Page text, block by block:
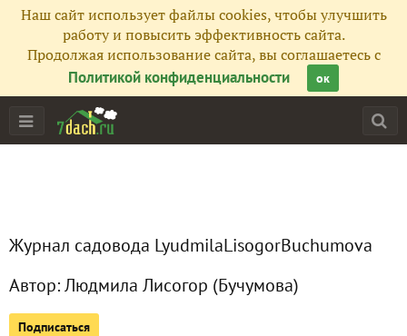
Наш сайт использует файлы cookies, чтобы улучшить
работу и повысить эффективность сайта.
Продолжая использование сайта, вы соглашаетесь с
Политикой конфиденциальности
ок
Журнал садовода LyudmilaLisogorBuchumova
Автор:Людмила Лисогор (Бучумова)
Подписаться
Все публикации 1
Сейчас обсуждают